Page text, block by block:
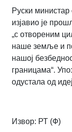
Руски
изјавио је
„с отвореним
наше земље и
нашој
границама“.
одустала од
Извор: РТ (Ф)